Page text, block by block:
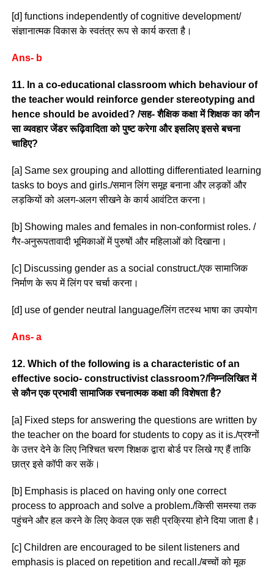
[d] functions independently of cognitive development/
संज्ञानात्मक विकास के स्वतंत्र रूप से कार्य करता है।
Ans- b
11. In a co-educational classroom which behaviour of
the teacher would reinforce gender stereotyping and
hence should be avoided? /सह- शैक्षिक कक्षा में शिक्षक का कौन
सा व्यवहार जेंडर रूढ़िवादिता को पुष्ट करेगा और इसलिए इससे बचना
चाहिए?
[a] Same sex grouping and allotting differentiated learning
tasks to boys and girls./समान लिंग समूह बनाना और लड़कों और
लड़कियों को अलग-अलग सीखने के कार्य आवंटित करना।
[b] Showing males and females in non-conformist roles. /
गैर-अनुरूपतावादी भूमिकाओं में पुरुषों और महिलाओं को दिखाना।
[c] Discussing gender as a social construct./एक सामाजिक
निर्माण के रूप में लिंग पर चर्चा करना।
[d] use of gender neutral language/लिंग तटस्थ भाषा का उपयोग
Ans- a
12. Which of the following is a characteristic of an
effective socio- constructivist classroom?/निम्नलिखित में
से कौन एक प्रभावी सामाजिक रचनात्मक कक्षा की विशेषता है?
[a] Fixed steps for answering the questions are written by
the teacher on the board for students to copy as it is./प्रश्नों
के उत्तर देने के लिए निश्चित चरण शिक्षक द्वारा बोर्ड पर लिखे गए हैं ताकि
छात्र इसे कॉपी कर सकें।
[b] Emphasis is placed on having only one correct
process to approach and solve a problem./किसी समस्या तक
पहुंचने और हल करने के लिए केवल एक सही प्रक्रिया होने दिया जाता है।
[c] Children are encouraged to be silent listeners and
emphasis is placed on repetition and recall./बच्चों को मूक